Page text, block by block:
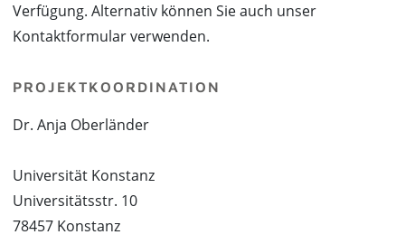
Verfügung. Alternativ können Sie auch unser
Kontaktformular verwenden.
PROJEKTKOORDINATION
Dr. Anja Oberländer
Universität Konstanz
Universitätsstr. 10
78457 Konstanz